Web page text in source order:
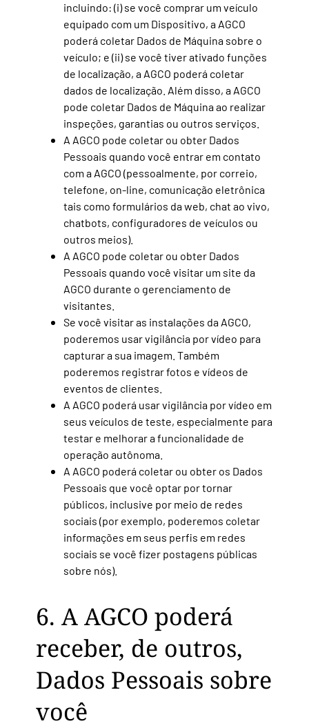
incluindo: (i) se você comprar um veículo
equipado com um Dispositivo, a AGCO
poderá coletar Dados de Máquina sobre o
veículo; e (ii) se você tiver ativado funções
de localização, a AGCO poderá coletar
dados de localização. Além disso, a AGCO
pode coletar Dados de Máquina ao realizar
inspeções, garantias ou outros serviços.
A AGCO pode coletar ou obter Dados
Pessoais quando você entrar em contato
com a AGCO (pessoalmente, por correio,
telefone, on-line, comunicação eletrônica
tais como formulários da web, chat ao vivo,
chatbots, configuradores de veículos ou
outros meios).
A AGCO pode coletar ou obter Dados
Pessoais quando você visitar um site da
AGCO durante o gerenciamento de
visitantes.
Se você visitar as instalações da AGCO,
poderemos usar vigilância por vídeo para
capturar a sua imagem. Também
poderemos registrar fotos e vídeos de
eventos de clientes.
A AGCO poderá usar vigilância por vídeo em
seus veículos de teste, especialmente para
testar e melhorar a funcionalidade de
operação autônoma.
A AGCO poderá coletar ou obter os Dados
Pessoais que você optar por tornar
públicos, inclusive por meio de redes
sociais (por exemplo, poderemos coletar
informações em seus perfis em redes
sociais se você fizer postagens públicas
sobre nós).
6. A AGCO poderá
receber, de outros,
Dados Pessoais sobre
você